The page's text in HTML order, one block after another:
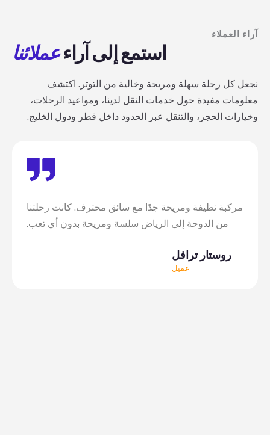
آراء العملاء
استمع إلى آراءعملائنا
نجعل كل رحلة سهلة ومريحة وخالية من التوتر. اكتشف
معلومات مفيدة حول خدمات النقل لدينا، ومواعيد الرحلات،
وخيارات الحجز، والتنقل عبر الحدود داخل قطر ودول الخليج.
مركبة نظيفة ومريحة جدًا مع سائق محترف. كانت رحلتنا
من الدوحة إلى الرياض سلسة ومريحة بدون أي تعب.
روستار ترافل
عميل